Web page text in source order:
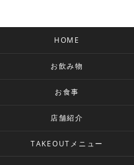
HOME
お飲み物
お食事
店舗紹介
TAKEOUTメニュー